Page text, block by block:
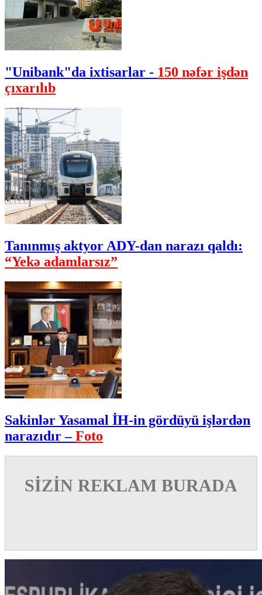
"Unibank"da ixtisarlar - 150 nəfər işdən
çıxarılıb
Tanınmış aktyor ADY-dan narazı qaldı:
“Yekə adamlarsız”
Sakinlər Yasamal İH-in gördüyü işlərdən
narazıdır –Foto
SİZİN REKLAM BURADA